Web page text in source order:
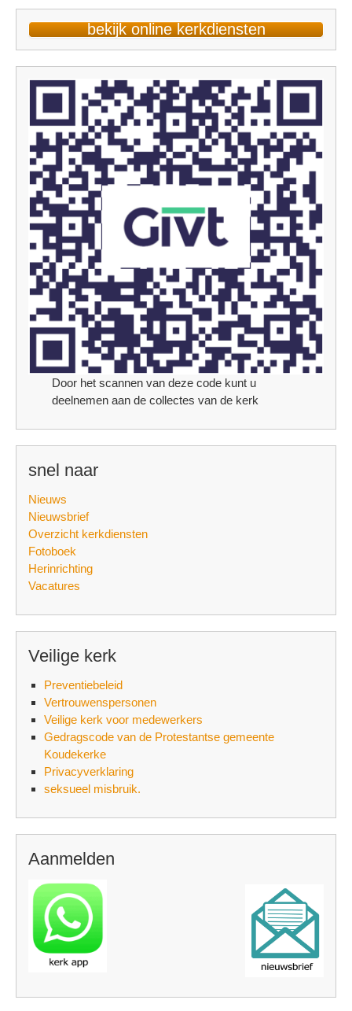
bekijk online kerkdiensten
Door het scannen van deze code kunt u
deelnemen aan de collectes van de kerk
snel naar
Nieuws
Nieuwsbrief
Overzicht kerkdiensten
Fotoboek
Herinrichting
Vacatures
Veilige kerk
Preventiebeleid
Vertrouwenspersonen
Veilige kerk voor medewerkers
Gedragscode van de Protestantse gemeente
Koudekerke
Privacyverklaring
seksueel misbruik.
Aanmelden